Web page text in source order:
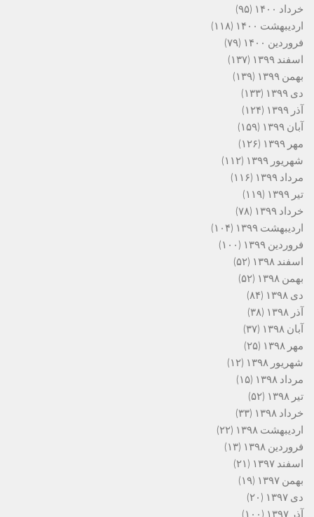
خرداد ۱۴۰۰
(۹۵)
اردیبهشت ۱۴۰۰
(۱۱۸)
فروردین ۱۴۰۰
(۷۹)
اسفند ۱۳۹۹
(۱۳۷)
بهمن ۱۳۹۹
(۱۳۹)
دی ۱۳۹۹
(۱۳۳)
آذر ۱۳۹۹
(۱۲۴)
آبان ۱۳۹۹
(۱۵۹)
مهر ۱۳۹۹
(۱۲۶)
شهریور ۱۳۹۹
(۱۱۲)
مرداد ۱۳۹۹
(۱۱۶)
تیر ۱۳۹۹
(۱۱۹)
خرداد ۱۳۹۹
(۷۸)
اردیبهشت ۱۳۹۹
(۱۰۴)
فروردین ۱۳۹۹
(۱۰۰)
اسفند ۱۳۹۸
(۵۲)
بهمن ۱۳۹۸
(۵۲)
دی ۱۳۹۸
(۸۴)
آذر ۱۳۹۸
(۳۸)
آبان ۱۳۹۸
(۳۷)
مهر ۱۳۹۸
(۲۵)
شهریور ۱۳۹۸
(۱۲)
مرداد ۱۳۹۸
(۱۵)
تیر ۱۳۹۸
(۵۲)
خرداد ۱۳۹۸
(۳۳)
اردیبهشت ۱۳۹۸
(۲۲)
فروردین ۱۳۹۸
(۱۳)
اسفند ۱۳۹۷
(۲۱)
بهمن ۱۳۹۷
(۱۹)
دی ۱۳۹۷
(۲۰)
آذر ۱۳۹۷
(۱۰۰)